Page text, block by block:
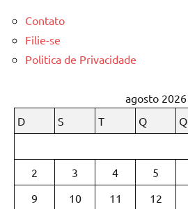
Contato
Filie-se
Politica de Privacidade
agosto 2026
D
S T Q Q
2
3 4 5
9
10 11 12